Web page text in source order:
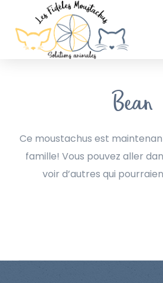
Bean
Ce moustachus est
famille! Vous pouvez aller
voir d’autres qui